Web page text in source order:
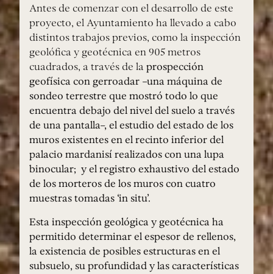
Antes de comenzar con el desarrollo de este
proyecto, el Ayuntamiento ha llevado a cabo
distintos trabajos previos, como la inspección
geolófica y geotécnica en 905 metros
cuadrados, a través de la prospección
geofísica con gerroadar –una máquina de
sondeo terrestre que mostró todo lo que
encuentra debajo del nivel del suelo a través
de una pantalla–, el estudio del estado de los
muros existentes en el recinto inferior del
palacio mardanisí realizados con una lupa
binocular; y el registro exhaustivo del estado
de los morteros de los muros con cuatro
muestras tomadas ‘in situ’.
Esta inspección geológica y geotécnica ha
permitido determinar el espesor de rellenos,
la existencia de posibles estructuras en el
subsuelo, su profundidad y las características